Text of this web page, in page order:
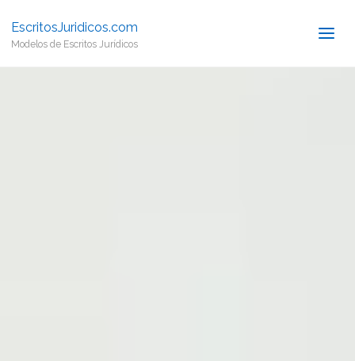
EscritosJuridicos.com
Modelos de Escritos Jurídicos